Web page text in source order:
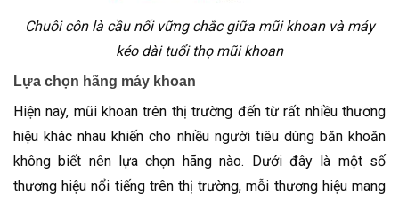
Chuôi côn là cầu nối vững chắc giữa mũi khoan và máy
kéo dài tuổi thọ mũi khoan
Lựa chọn hãng máy khoan
Hiện nay, mũi khoan trên thị trường đến từ rất nhiều thương
hiệu khác nhau khiến cho nhiều người tiêu dùng băn khoăn
không biết nên lựa chọn hãng nào. Dưới đây là một số
thương hiệu nổi tiếng trên thị trường, mỗi thương hiệu mang